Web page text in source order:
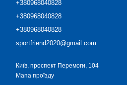
+380968040828
+380968040828
+380968040828
sportfriend2020@gmail.com
Київ, проспект Перемоги, 104
Мапа проїзду